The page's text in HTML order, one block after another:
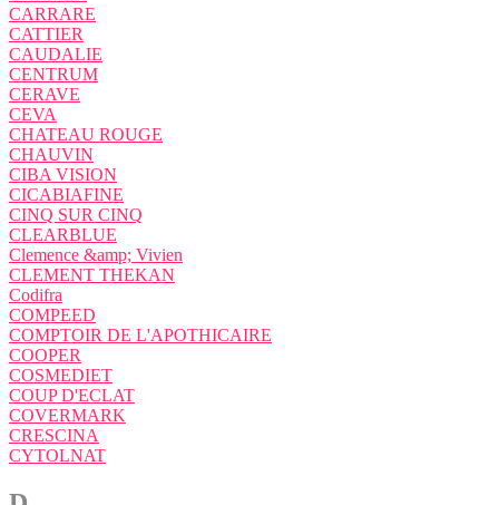
CARRARE
CATTIER
CAUDALIE
CENTRUM
CERAVE
CEVA
CHATEAU ROUGE
CHAUVIN
CIBA VISION
CICABIAFINE
CINQ SUR CINQ
CLEARBLUE
Clemence &amp; Vivien
CLEMENT THEKAN
Codifra
COMPEED
COMPTOIR DE L'APOTHICAIRE
COOPER
COSMEDIET
COUP D'ECLAT
COVERMARK
CRESCINA
CYTOLNAT